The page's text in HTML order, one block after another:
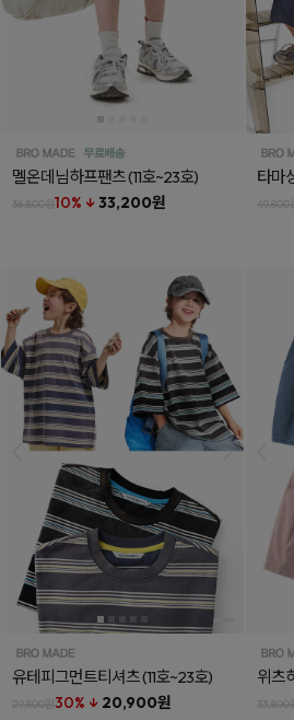
멜온데님하프팬츠(11호~23호)
36,800원10% ↓ 33,200원
타마
49,800
유테피그먼트티셔츠(11호~23호)
29,800원30% ↓ 20,900원
위츠
33,800